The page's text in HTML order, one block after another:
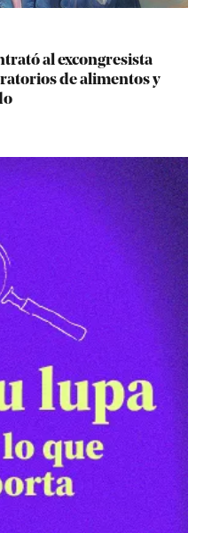
al excongresista
de alimentos y